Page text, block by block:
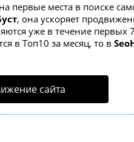
первые места в поиске
, она ускоряет
уже в течение первых
в Топ10 за месяц, то в
сайта